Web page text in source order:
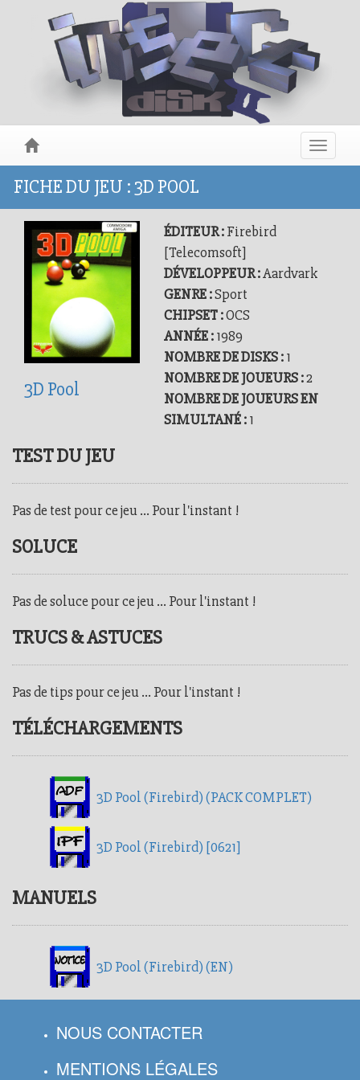
Toggle
FICHE DU JEU : 3D POOL
3D Pool
ÉDITEUR :Firebird
[Telecomsoft]
DÉVELOPPEUR :Aardvark
GENRE :Sport
CHIPSET :OCS
ANNÉE :1989
NOMBRE DE DISKS :1
NOMBRE DE JOUEURS :2
NOMBRE DE JOUEURS EN
SIMULTANÉ :1
TEST DU JEU
Pas de test pour ce jeu ... Pour l'instant !
SOLUCE
Pas de soluce pour ce jeu ... Pour l'instant !
TRUCS & ASTUCES
Pas de tips pour ce jeu ... Pour l'instant !
TÉLÉCHARGEMENTS
3D Pool (Firebird) (PACK COMPLET)
3D Pool (Firebird) [0621]
MANUELS
3D Pool (Firebird) (EN)
NOUS CONTACTER
MENTIONS LÉGALES